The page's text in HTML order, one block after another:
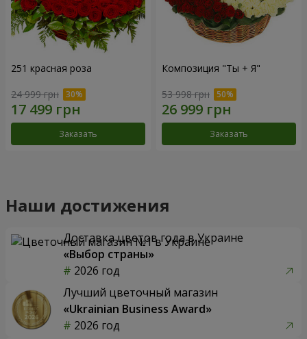
251 красная роза
24 999 грн
Заказать
Композиция "Ты + Я"
53 998 грн
Заказать
Наши достижения
Доставка цветов года в Украине
«Выбор страны»
2026 год
Лучший цветочный магазин
«Ukrainian Business Award»
2026 год